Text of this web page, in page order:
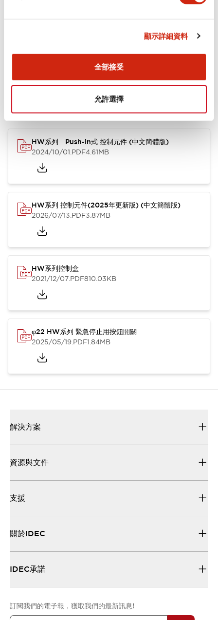
顯示詳細資料
全部接受
允許選擇
認證與標準
HW系列 Push-in式 控制元件 (中文簡體版)
2024/10/01.PDF4.61MB
HW系列 控制元件(2025年更新版) (中文簡體版)
2026/07/13.PDF3.87MB
HW系列控制盒
2021/12/07.PDF810.03KB
φ22 HW系列 緊急停止用按鈕開關
2025/05/19.PDF1.84MB
解決方案
資源與文件
支援
關於IDEC
IDEC承諾
訂閱我們的電子報，獲取我們的最新訊息!